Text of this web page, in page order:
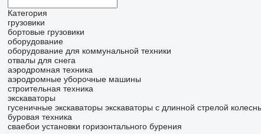
Категория
грузовики
бортовые грузовики
оборудование
оборудование для коммунальной техники
отвалы для снега
аэродромная техника
аэродромные уборочные машины
строительная техника
экскаваторы
гусеничные экскаваторы экскаваторы с длинной стрелой
буровая техника
сваебои установки горизонтального бурения